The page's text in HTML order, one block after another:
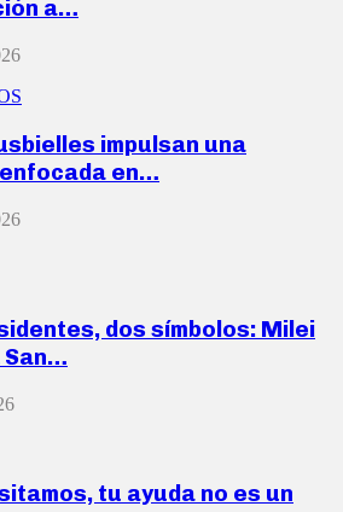
a…
impulsan una
en…
dos símbolos: Milei
San…
tu ayuda no es un